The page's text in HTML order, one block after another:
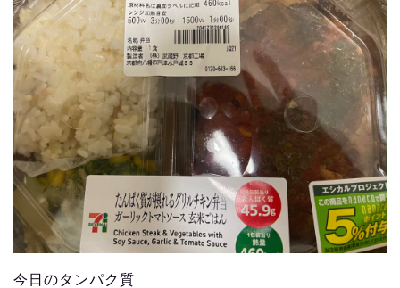
今日のタンパク質